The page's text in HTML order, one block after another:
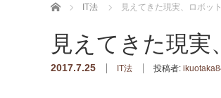
ホーム IT法 見えてきた現実、ロボッ
見えてきた現実
2017.7.25 IT法 投稿者: